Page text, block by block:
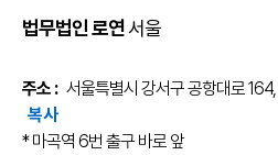
법무법인 로연서울
주소 : 서울특별시 강서구 공항대로
복사
* 마곡역 6번 출구 바로 앞